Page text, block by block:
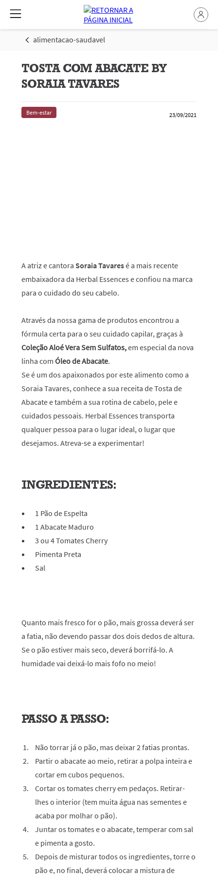
alimentacao-saudavel
TOSTA COM ABACATE BY
SORAIA TAVARES
Bem-estar 23/09/2021
A atriz e cantora Soraia Tavaresé a mais recente
embaixadora da Herbal Essences e confiou na marca
para o cuidado do seu cabelo.
Através da nossa gama de produtos encontrou a
fórmula certa para o seu cuidado capilar, graças à
Coleção Aloé Vera Sem Sulfatos,em especial da nova
linha com Óleo de Abacate.
Se é um dos apaixonados por este alimento como a
Soraia Tavares, conhece a sua receita de Tosta de
Abacate e também a sua rotina de cabelo, pele e
cuidados pessoais. Herbal Essences transporta
qualquer pessoa para o lugar ideal, o lugar que
desejamos. Atreva-se a experimentar!
INGREDIENTES:
1 Pão de Espelta
1 Abacate Maduro
3 ou 4 Tomates Cherry
Pimenta Preta
Sal
Quanto mais fresco for o pão, mais grossa deverá ser
a fatia, não devendo passar dos dois dedos de altura.
Se o pão estiver mais seco, deverá borrifá-lo. A
humidade vai deixá-lo mais fofo no meio!
PASSO A PASSO:
Não torrar já o pão, mas deixar 2 fatias prontas.
Partir o abacate ao meio, retirar a polpa inteira e
cortar em cubos pequenos.
Cortar os tomates cherry em pedaços. Retirar-
lhes o interior (tem muita água nas sementes e
acaba por molhar o pão).
Juntar os tomates e o abacate, temperar com sal
e pimenta a gosto.
Depois de misturar todos os ingredientes, torre o
pão e, no final, deverá colocar a mistura de